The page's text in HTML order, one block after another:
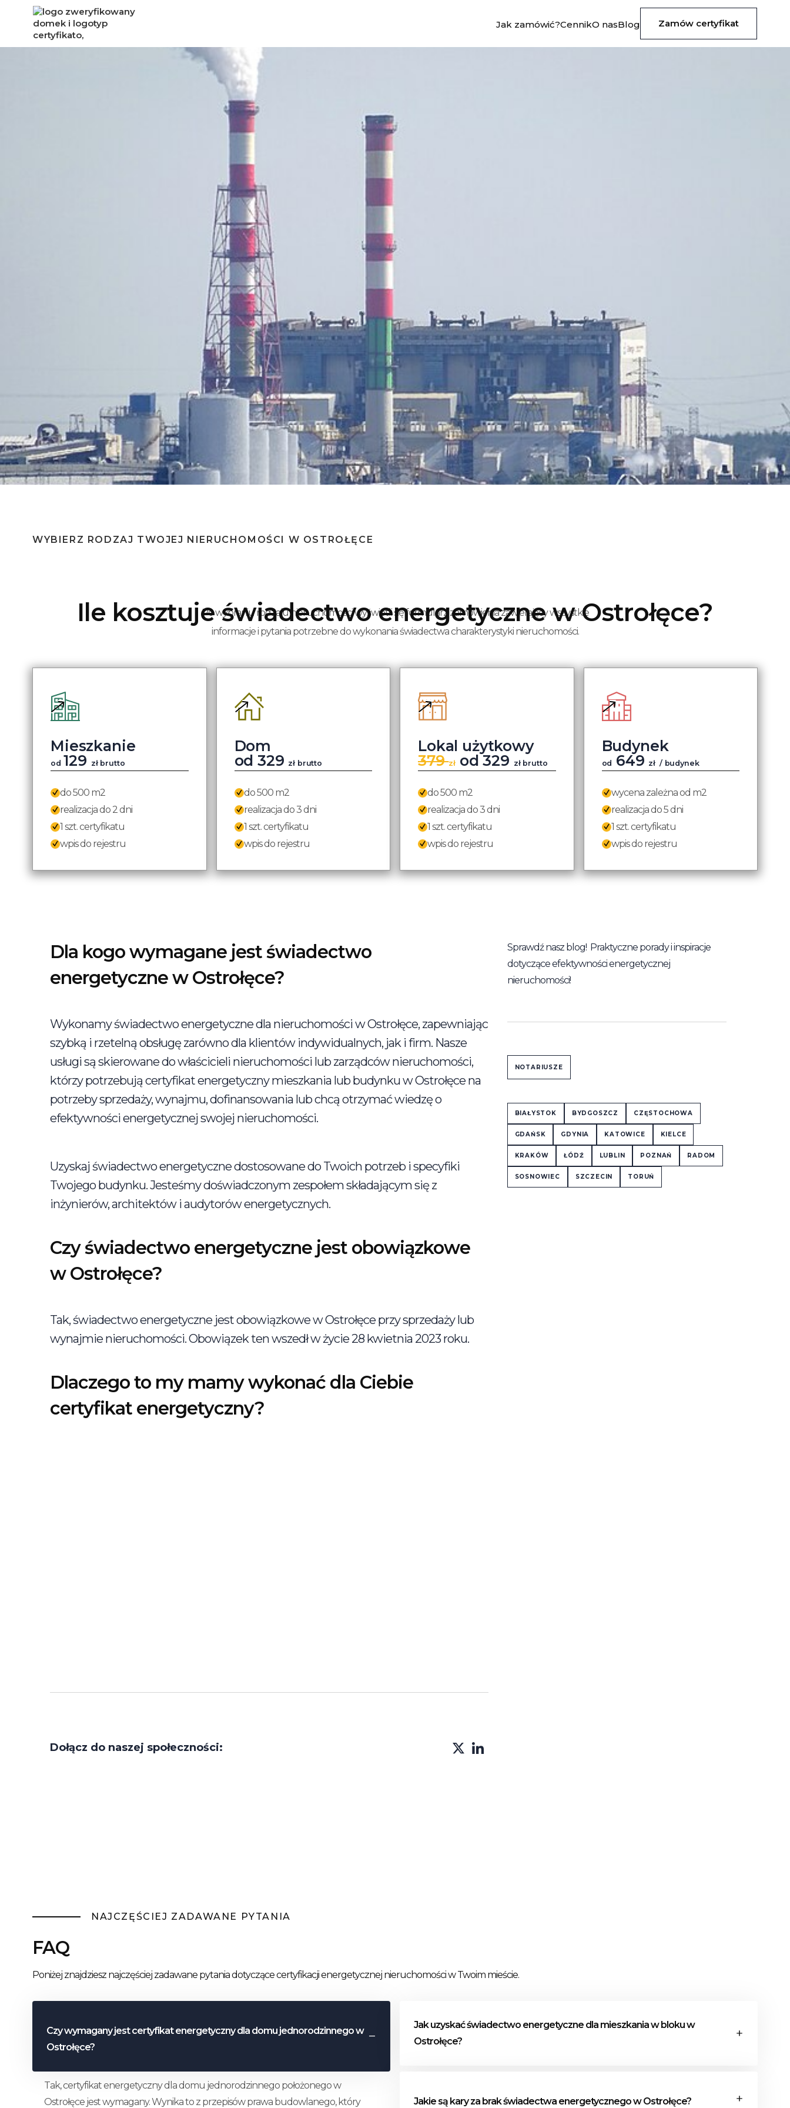
Jak zamówić?CennikO nasBlog Zamów certyfikat
Dla tego miasta wykonujemy certyfikat w 48h
WYBIERZ RODZAJ TWOJEJ NIERUCHOMOŚCI W OSTROŁĘCE
Ile kosztuje świadectwo energetyczne w Ostrołęce?
Po wybraniu rodzaju nieruchomości wyświetli się formularz zamówienia zawierający wszystkie
informacje i pytania potrzebne do wykonania świadectwa charakterystyki nieruchomości.
Mieszkanie
od 129 zł brutto
do 500 m2
realizacja do 2 dni
1 szt. certyfikatu
wpis do rejestru
Dom
od 329 zł brutto
do 500 m2
realizacja do 3 dni
1 szt. certyfikatu
wpis do rejestru
Lokal użytkowy
379zł od 329 zł brutto
do 500 m2
realizacja do 3 dni
1 szt. certyfikatu
wpis do rejestru
Budynek
od 649 zł / budynek
wycena zależna od m2
realizacja do 5 dni
1 szt. certyfikatu
wpis do rejestru
Dla kogo wymagane jest świadectwo
energetyczne w Ostrołęce?
Wykonamy świadectwo energetyczne dla nieruchomości w Ostrołęce, zapewniając
szybką i rzetelną obsługę zarówno dla klientów indywidualnych, jak i firm. Nasze
usługi są skierowane do właścicieli nieruchomości lub zarządców nieruchomości,
którzy potrzebują certyfikat energetyczny mieszkania lub budynku w Ostrołęce na
potrzeby sprzedaży, wynajmu, dofinansowania lub chcą otrzymać wiedzę o
efektywności energetycznej swojej nieruchomości.
Uzyskaj świadectwo energetyczne dostosowane do Twoich potrzeb i specyfiki
Twojego budynku. Jesteśmy doświadczonym zespołem składającym się z
inżynierów, architektów i audytorów energetycznych.
Czy świadectwo energetyczne jest obowiązkowe
w Ostrołęce?
Tak, świadectwo energetyczne jest obowiązkowe w Ostrołęce przy sprzedaży lub
wynajmie nieruchomości. Obowiązek ten wszedł w życie 28 kwietnia 2023 roku.
Dlaczego to my mamy wykonać dla Ciebie
certyfikat energetyczny?
Dołącz do naszej społeczności:
Sprawdź nasz blog! Praktyczne porady i inspiracje
dotyczące efektywności energetycznej
nieruchomości!
NOTARIUSZE
BIAŁYSTOK BYDGOSZCZ CZĘSTOCHOWA
GDAŃSK GDYNIA KATOWICE KIELCE
KRAKÓW ŁÓDŹ LUBLIN POZNAŃ RADOM
SOSNOWIEC SZCZECIN TORUŃ
NAJCZĘŚCIEJ ZADAWANE PYTANIA
FAQ
Poniżej znajdziesz najczęściej zadawane pytania dotyczące certyfikacji energetycznej nieruchomości w Twoim mieście.
Czy wymagany jest certyfikat energetyczny dla domu jednorodzinnego w
Ostrołęce?
Tak, certyfikat energetyczny dla domu jednorodzinnego położonego w
Ostrołęce jest wymagany. Wynika to z przepisów prawa budowlanego, który
Jak uzyskać świadectwo energetyczne dla mieszkania w bloku w
Ostrołęce?
w Ostrołęce obejmuje kilka kluczowych etapów: zgromadzenie
Jakie są kary za brak świadectwa energetycznego w Ostrołęce?